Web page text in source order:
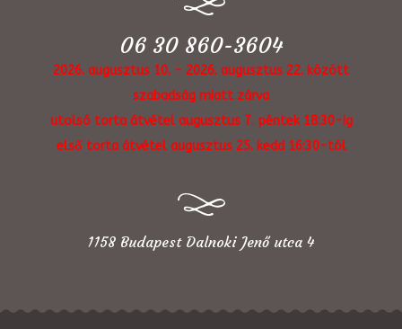
06 30 860-3604
2026. augusztus 10. - 2026. augusztus 22. között
szabadság miatt zárva
utolsó torta átvétel augusztus 7. péntek 18:30-ig
első torta átvétel augusztus 25. kedd 16:30-tól
1158 Budapest Dalnoki Jenő utca 4